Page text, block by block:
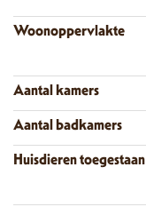
Woonoppervlakte
Aantal kamers
Aantal badkamers
Huisdieren toegestaan